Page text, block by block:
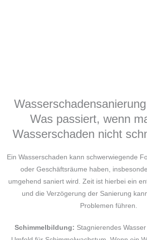
Was passiert, wenn
Wasserschaden nicht
Ein Wasserschaden kann schwerwiegende
oder Geschäftsräume haben,
umgehend saniert wird. Zeit ist hierbei ein
und die Verzögerung der Sanierung
Problemen führen.
Schimmelbildung: Stagnierendes